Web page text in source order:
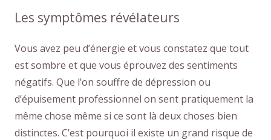
Les symptômes révélateurs
Vous avez peu d’énergie et vous constatez que tout
est sombre et que vous éprouvez des sentiments
négatifs. Que l’on souffre de dépression ou
d’épuisement professionnel on sent pratiquement la
même chose même si ce sont là deux choses bien
distinctes. C’est pourquoi il existe un grand risque de